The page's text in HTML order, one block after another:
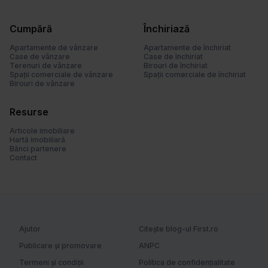
Cumpără
Apartamente de vânzare
Case de vânzare
Terenuri de vânzare
Spații comerciale de vânzare
Birouri de vânzare
Închiriază
Apartamente de închiriat
Case de închiriat
Birouri de închiriat
Spații comerciale de închiriat
Resurse
Articole imobiliare
Hartă imobiliară
Bănci partenere
Contact
Ajutor
Citește blog-ul First.ro
Publicare și promovare
ANPC
Termeni și condiții
Politica de confidențialitate